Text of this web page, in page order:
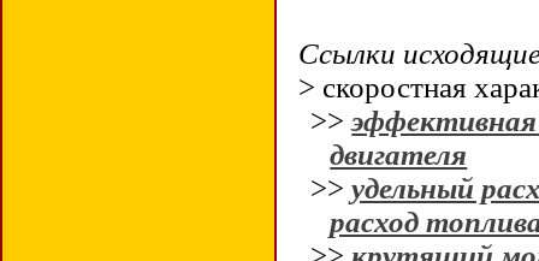
Ссылки
> скоростная
>>
двигателя
>>удельный
расход